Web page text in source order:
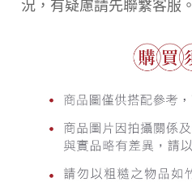
況，有疑慮請先聯繫客服。